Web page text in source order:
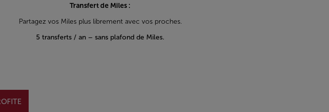
Transfert de Miles :
Partagez vos Miles plus librement avec vos proches.
5 transferts / an – sans plafond de Miles.